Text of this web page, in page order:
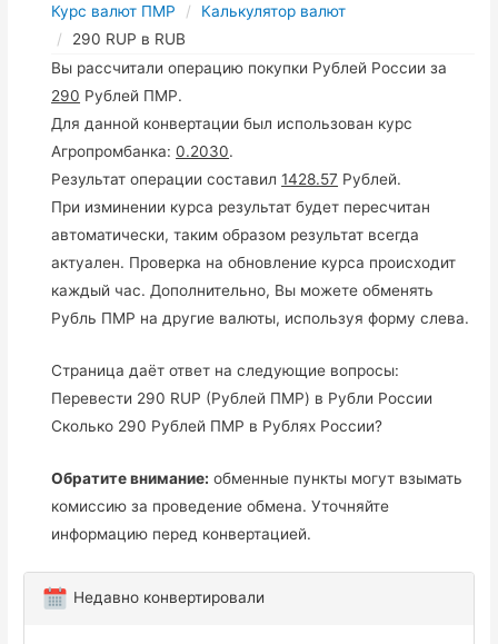
Курс валют ПМР
Калькулятор валют
290 RUP в RUB
Вы рассчитали операцию покупки Рублей России за
290 Рублей ПМР.
Для данной конвертации был использован курс
Агропромбанка:0.2030.
Результат операции составил1428.57 Рублей.
При изминении курса результат будет пересчитан
автоматически, таким образом результат всегда
актуален. Проверка на обновление курса происходит
каждый час. Дополнительно, Вы можете обменять
Рубль ПМР на другие валюты, используя форму слева.
Страница даёт ответ на следующие вопросы:
Перевести 290 RUP (Рублей ПМР) в Рубли России
Сколько 290 Рублей ПМР в Рублях России?
Обратите внимание: обменные пункты могут взымать
комиссию за проведение обмена. Уточняйте
информацию перед конвертацией.
Недавно конвертировали